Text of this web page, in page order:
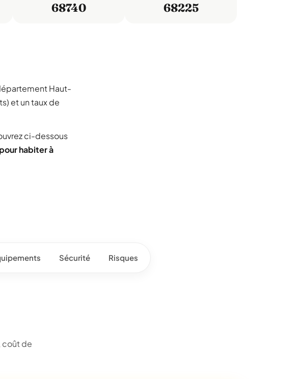
68740 68225
Haut-
et un taux de
ci-dessous
habiter à
Sécurité Risques
coût de